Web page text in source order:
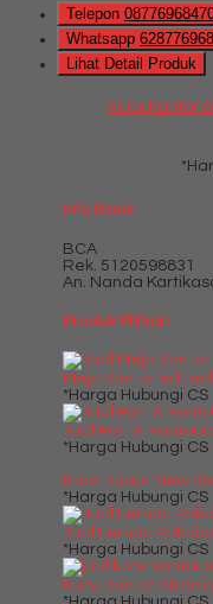
Telepon
Whatsapp
Lihat Detail Produk
Kursi Kantor
Info Bank
BCA
Rek. 5120598831
An. Nanda
Produk Pilihan
Meja Kantor
*Harga Hubungi CS
Jual Partisi kantor
*Harga Hubungi CS
Kursi Susun New
*Harga Hubungi CS
Jual Lemari
*Harga Hubungi CS
Kursi Kantor